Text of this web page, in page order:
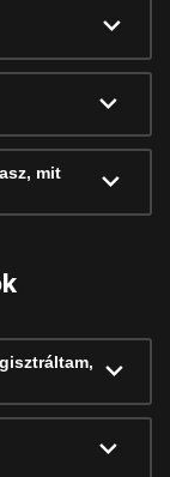
mit